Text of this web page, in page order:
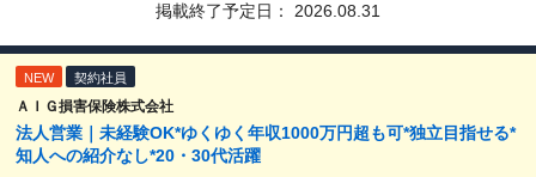
掲載終了予定日： 2026.08.31
NEW 契約社員
ＡＩＧ損害保険株式会社
法人営業｜未経験OK*ゆくゆく年収1000万円超も可*独立目指せる*
知人への紹介なし*20・30代活躍